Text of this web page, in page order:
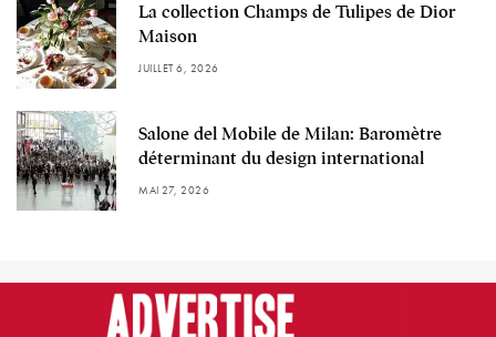
La collection Champs de Tulipes de Dior
Maison
JUILLET 6, 2026
Salone del Mobile de Milan: Baromètre
déterminant du design international
MAI 27, 2026